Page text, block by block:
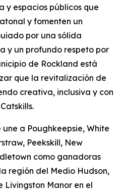
y espacios públicos que
y fomenten un
por una sólida
y un profundo respeto por
de Rockland está
que la revitalización de
creativa, inclusiva y con
a Poughkeepsie, White
Peekskill, New
como ganadoras
región del Medio Hudson,
Manor en el